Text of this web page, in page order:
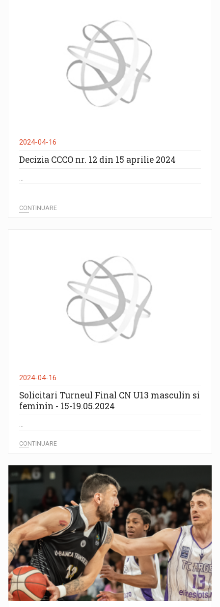
2024-04-16
Decizia CCCO nr. 12 din 15 aprilie 2024
...
CONTINUARE
2024-04-16
Solicitari Turneul Final CN U13 masculin si
feminin - 15-19.05.2024
...
CONTINUARE